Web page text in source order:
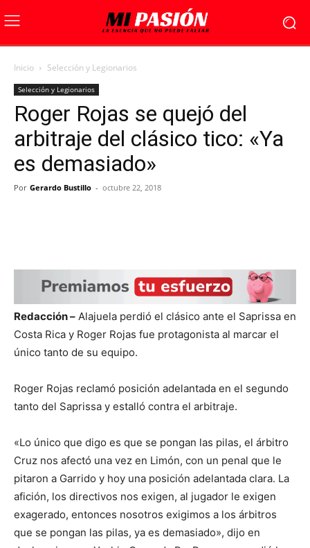
Inicio Selección y Legionarios
Selección y Legionarios
Roger Rojas se quejó del
arbitraje del clásico tico: «Ya
es demasiado»
Por Gerardo Bustillo - octubre 22, 2018
Redacción – Alajuela perdió el clásico ante el Saprissa en
Costa Rica y Roger Rojas fue protagonista al marcar el
único tanto de su equipo.
Roger Rojas reclamó posición adelantada en el segundo
tanto del Saprissa y estalló contra el arbitraje.
«Lo único que digo es que se pongan las pilas, el árbitro
Cruz nos afectó una vez en Limón, con un penal que le
pitaron a Garrido y hoy una posición adelantada clara. La
afición, los directivos nos exigen, al jugador le exigen
exagerado, entonces nosotros exigimos a los árbitros
que se pongan las pilas, ya es demasiado», dijo en